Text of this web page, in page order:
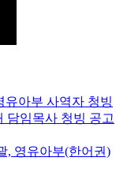
유아부 사역자 청빙
담임목사 청빙 공고
, 영유아부(한어권)